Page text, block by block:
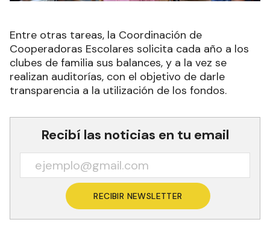
Entre otras tareas, la Coordinación de
Cooperadoras Escolares solicita cada año a los
clubes de familia sus balances, y a la vez se
realizan auditorías, con el objetivo de darle
transparencia a la utilización de los fondos.
Recibí las noticias en tu email
RECIBIR NEWSLETTER